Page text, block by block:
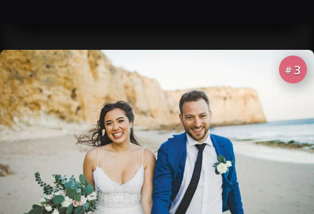
# 3